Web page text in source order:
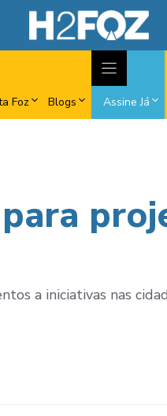
Foz Blogs Assine Já
a iniciativas nas